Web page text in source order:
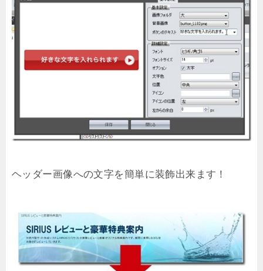
ヘッダー画像への文字を簡単に装飾出来ます！